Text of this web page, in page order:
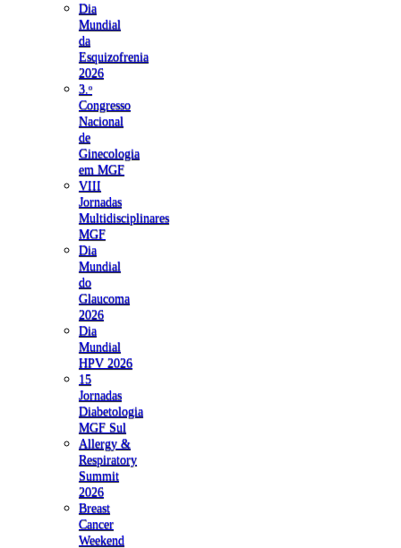
Dia
Mundial
da
Esquizofrenia
2026
3.ᵒ
Congresso
Nacional
de
Ginecologia
em MGF
VIII
Jornadas
Multidisciplinares
MGF
Dia
Mundial
do
Glaucoma
2026
Dia
Mundial
HPV 2026
15
Jornadas
Diabetologia
MGF Sul
Allergy &
Respiratory
Summit
2026
Breast
Cancer
Weekend